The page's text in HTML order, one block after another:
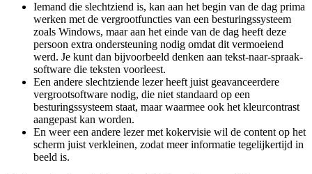
Iemand die slechtziend is, kan aan het begin van de dag prima
werken met de vergrootfuncties van een besturingssysteem
zoals Windows, maar aan het einde van de dag heeft deze
persoon extra ondersteuning nodig omdat dit vermoeiend
werd. Je kunt dan bijvoorbeeld denken aan tekst-naar-spraak-
software die teksten voorleest.
Een andere slechtziende lezer heeft juist geavanceerdere
vergrootsoftware nodig, die niet standaard op een
besturingssysteem staat, maar waarmee ook het kleurcontrast
aangepast kan worden.
En weer een andere lezer met kokervisie wil de content op het
scherm juist verkleinen, zodat meer informatie tegelijkertijd in
beeld is.